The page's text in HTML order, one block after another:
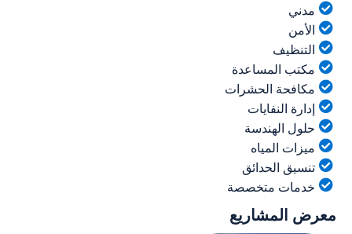
المساعدة
الحشرات
النفايات
الهندسة
المياه
الحدائق
متخصصة
المشاريع